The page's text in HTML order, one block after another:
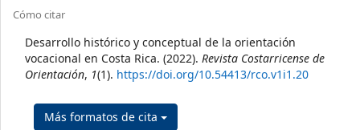
Cómo citar
Desarrollo histórico y conceptual de la orientación
vocacional en Costa Rica. (2022). Revista Costarricense de
Orientación, 1(1). https://doi.org/10.54413/rco.v1i1.20
Más formatos de cita